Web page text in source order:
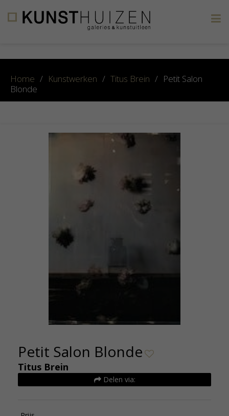
Home / Kunstwerken / Titus Brein / Petit Salon
Blonde
Petit Salon Blonde
Titus Brein
Delen via: